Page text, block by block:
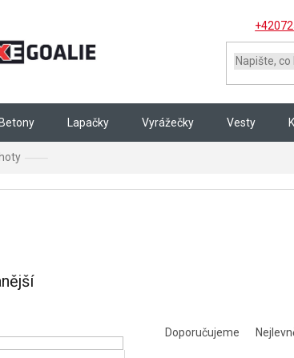
Betony Lapačky Vyrážečky Vesty
Doporučujeme